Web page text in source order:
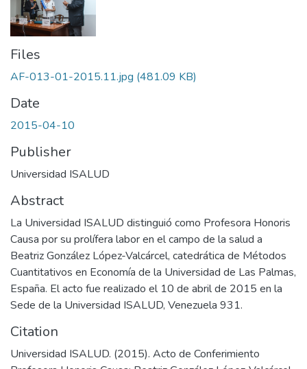
Files
AF-013-01-2015.11.jpg (481.09 KB)
Date
2015-04-10
Publisher
Universidad ISALUD
Abstract
La Universidad ISALUD distinguió como Profesora Honoris
Causa por su prolífera labor en el campo de la salud a
Beatriz González López-Valcárcel, catedrática de Métodos
Cuantitativos en Economía de la Universidad de Las Palmas,
España. El acto fue realizado el 10 de abril de 2015 en la
Sede de la Universidad ISALUD, Venezuela 931.
Citation
Universidad ISALUD. (2015). Acto de Conferimiento